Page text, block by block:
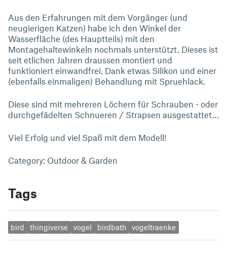
Aus den Erfahrungen mit dem Vorgänger (und
neugierigen Katzen) habe ich den Winkel der
Wasserfläche (des Hauptteils) mit den
Montagehaltewinkeln nochmals unterstützt. Dieses ist
seit etlichen Jahren draussen montiert und
funktioniert einwandfrei. Dank etwas Silikon und einer
(ebenfalls einmaligen) Behandlung mit Spruehlack.
Diese sind mit mehreren Löchern für Schrauben - oder
durchgefädelten Schnueren / Strapsen ausgestattet…
Viel Erfolg und viel Spaß mit dem Modell!
Category: Outdoor & Garden
Tags
bird thingiverse vogel birdbath vogeltraenke